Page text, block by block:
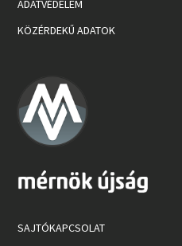
ADATVÉDELEM
KÖZÉRDEKŰ ADATOK
SAJTÓKAPCSOLAT